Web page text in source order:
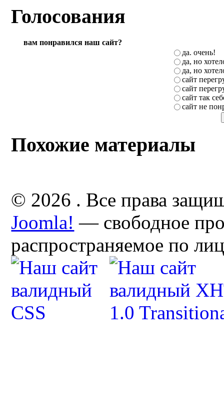
Голосования
вам понравился наш сайт?
да. очень!
да, но
да, но
сайт
сайт
сайт так
сайт не
Похожие материалы
© 2026 . Все права
Joomla! — свободное
распространяемое по